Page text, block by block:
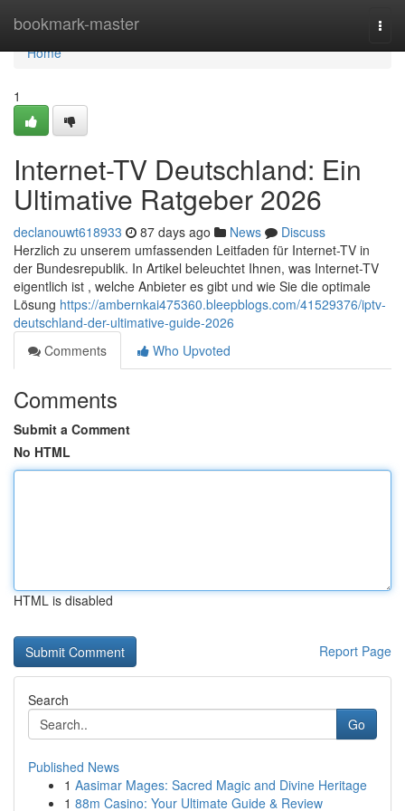
bookmark-master
Home
Home
1
Internet-TV Deutschland: Ein
Ultimative Ratgeber 2026
declanouwt618933 87 days ago News
Discuss
Herzlich zu unserem umfassenden Leitfaden für Internet-TV in
der Bundesrepublik. In Artikel beleuchtet Ihnen, was Internet-TV
eigentlich ist , welche Anbieter es gibt und wie Sie die optimale
Lösung https://ambernkai475360.bleepblogs.com/41529376/iptv-
deutschland-der-ultimative-guide-2026
Comments
Who Upvoted
Comments
Submit a Comment
No HTML
HTML is disabled
Report Page
Search
Go
Published News
1 Aasimar Mages: Sacred Magic and Divine Heritage
1 88m Casino: Your Ultimate Guide & Review